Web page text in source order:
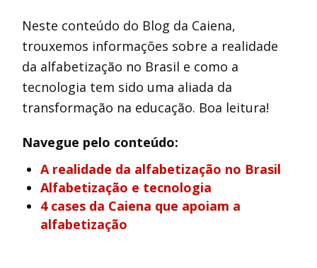
Neste conteúdo do Blog da Caiena,
trouxemos informações sobre a realidade
da alfabetização no Brasil e como a
tecnologia tem sido uma aliada da
transformação na educação. Boa leitura!
Navegue pelo conteúdo:
A realidade da alfabetização no Brasil
Alfabetização e tecnologia
4 cases da Caiena que apoiam a
alfabetização